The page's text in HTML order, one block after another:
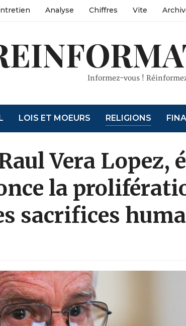
Analyse Chiffres Vite
Informez-vous !
LOIS ET MOEURS RELIGIONS
Vera Lopez,
la
sacrifices